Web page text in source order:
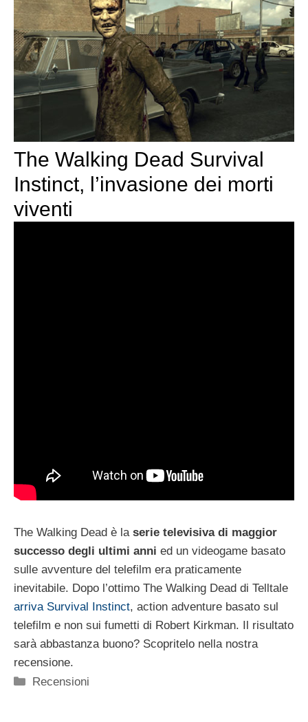
The Walking Dead Survival
Instinct, l’invasione dei morti
viventi
The Walking Dead è la serie televisiva di maggior
successo degli ultimi anni ed un videogame basato
sulle avventure del telefilm era praticamente
inevitabile. Dopo l’ottimo The Walking Dead di Telltale
arriva Survival Instinct, action adventure basato sul
telefilm e non sui fumetti di Robert Kirkman. Il risultato
sarà abbastanza buono? Scopritelo nella nostra
recensione.
Categorie
Recensioni